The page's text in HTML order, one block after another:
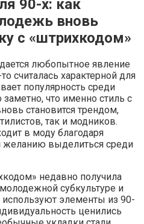
90-х: как
вновь
с «штрихкодом»
любопытное явление
считалась характерной для
популярность среди
что именно стиль с
становится трендом,
так и модников.
в моду благодаря
желанию выделиться среди
недавно получила
субкультуре и
элементы из 90-
ценились